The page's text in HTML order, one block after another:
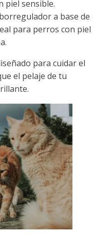
piel sensible.
a base de
para perros con piel
para cuidar el
el pelaje de tu